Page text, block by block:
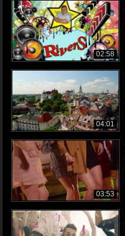
02:58
04:01
03:53